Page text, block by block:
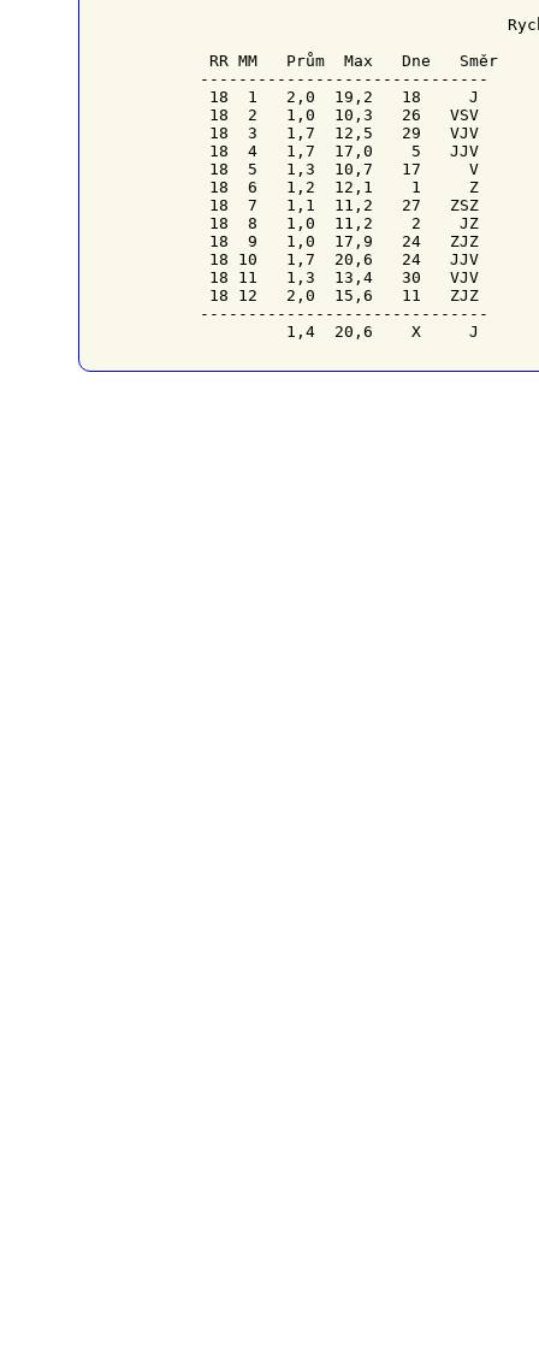
RR MM
   Prům  Max
Dne
Směr
------------------------------
18  1   2,0  19,2   18     J
18  2   1,0  10,3   26   VSV
18  3   1,7  12,5   29   VJV
18  4   1,7  17,0    5   JJV
18  5   1,3  10,7   17     V
18  6   1,2  12,1    1     Z
18  7   1,1  11,2   27   ZSZ
18  8   1,0  11,2    2    JZ
18  9   1,0  17,9   24   ZJZ
18 10   1,7  20,6   24   JJV
18 11   1,3  13,4   30   VJV
18 12   2,0  15,6   11   ZJZ
------------------------------